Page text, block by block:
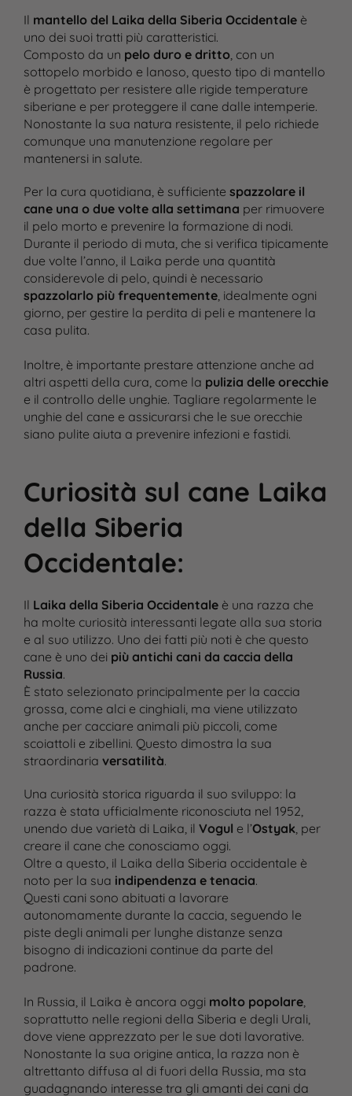
Il mantello del Laika della Siberia Occidentaleè
uno dei suoi tratti più caratteristici.
Composto da un pelo duro e dritto, con un
sottopelo morbido e lanoso, questo tipo di mantello
è progettato per resistere alle rigide temperature
siberiane e per proteggere il cane dalle intemperie.
Nonostante la sua natura resistente, il pelo richiede
comunque una manutenzione regolare per
mantenersi in salute.
Per la cura quotidiana, è sufficiente spazzolare il
cane una o due volte alla settimana per rimuovere
il pelo morto e prevenire la formazione di nodi.
Durante il periodo di muta, che si verifica tipicamente
due volte l’anno, il Laika perde una quantità
considerevole di pelo, quindi è necessario
spazzolarlo più frequentemente, idealmente ogni
giorno, per gestire la perdita di peli e mantenere la
casa pulita.
Inoltre, è importante prestare attenzione anche ad
altri aspetti della cura, come la pulizia delle orecchie
e il controllo delle unghie. Tagliare regolarmente le
unghie del cane e assicurarsi che le sue orecchie
siano pulite aiuta a prevenire infezioni e fastidi.
Curiosità sul cane Laika
della Siberia
Occidentale:
Il Laika della Siberia Occidentaleè una razza che
ha molte curiosità interessanti legate alla sua storia
e al suo utilizzo. Uno dei fatti più noti è che questo
cane è uno dei più antichi cani da caccia della
Russia.
È stato selezionato principalmente per la caccia
grossa, come alci e cinghiali, ma viene utilizzato
anche per cacciare animali più piccoli, come
scoiattoli e zibellini. Questo dimostra la sua
straordinaria versatilità.
Una curiosità storica riguarda il suo sviluppo: la
razza è stata ufficialmente riconosciuta nel 1952,
unendo due varietà di Laika, il Vogul e l’Ostyak, per
creare il cane che conosciamo oggi.
Oltre a questo, il Laika della Siberia occidentale è
noto per la sua indipendenza e tenacia.
Questi cani sono abituati a lavorare
autonomamente durante la caccia, seguendo le
piste degli animali per lunghe distanze senza
bisogno di indicazioni continue da parte del
padrone.
In Russia, il Laika è ancora oggi molto popolare,
soprattutto nelle regioni della Siberia e degli Urali,
dove viene apprezzato per le sue doti lavorative.
Nonostante la sua origine antica, la razza non è
altrettanto diffusa al di fuori della Russia, ma sta
guadagnando interesse tra gli amanti dei cani da